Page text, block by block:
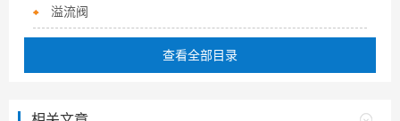
溢流阀
查看全部目录